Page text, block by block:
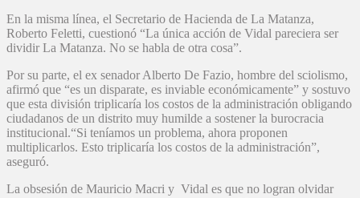
En la misma línea, el Secretario de Hacienda de La Matanza,
Roberto Feletti, cuestionó “La única acción de Vidal pareciera ser
dividir La Matanza. No se habla de otra cosa”.
Por su parte, el ex senador Alberto De Fazio, hombre del sciolismo,
afirmó que “es un disparate, es inviable económicamente” y sostuvo
que esta división triplicaría los costos de la administración obligando
ciudadanos de un distrito muy humilde a sostener la burocracia
institucional.“Si teníamos un problema, ahora proponen
multiplicarlos. Esto triplicaría los costos de la administración”,
aseguró.
La obsesión de Mauricio Macri y Vidal es que no logran olvidar